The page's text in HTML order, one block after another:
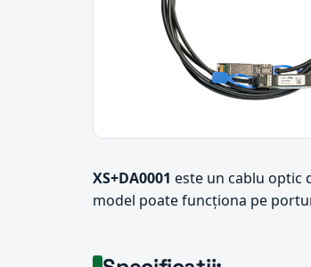
XS+DA0001 este un cablu optic
model poate funcționa pe